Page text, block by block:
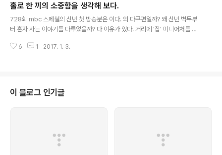
감없이 진단해 보려는 시도들이다. 거리에선 촛불을 들고 희망을 소망하지만 그
희망이 닿아야 할 지면의 구체성을 드러내고자 하는 것이랄까? 마치 다큐판, 아
니 리얼 ..
홀로 한 끼의 소중함을 생각해 보다.
728회 mbc 스페셜의 신년 첫 방송분은 이다. 의 다큐편일까? 왜 신년 벽두부
터 혼자 사는 이야기를 다루었을까? 다 이유가 있다. 거리에 '집' 미니어처를 만
고? 그래도 세상이 많이 변했다. 많은 사람들이 이제 식구가 많이 줄었으니 하면
자식 세대가 한데 살면서 세대 간 갈등과 화해가 대부분 '가족' 드라마들의 주 내
용이다. 여전히 '가족'이 대세인 양 하는 ..
6 1 2017. 1. 3.
이 블로그 인기글